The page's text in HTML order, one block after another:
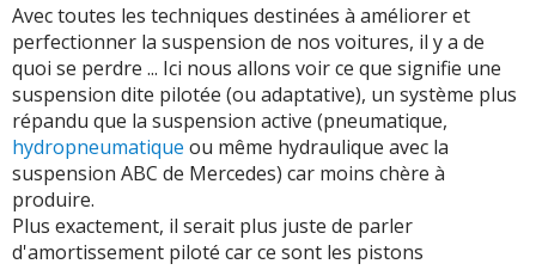
Avec toutes les techniques destinées à améliorer et
perfectionner la suspension de nos voitures, il y a de
quoi se perdre ... Ici nous allons voir ce que signifie une
suspension dite pilotée (ou adaptative), un système plus
répandu que la suspension active (pneumatique,
hydropneumatique ou même hydraulique avec la
suspension ABC de Mercedes) car moins chère à
produire.
Plus exactement, il serait plus juste de parler
d'amortissement piloté car ce sont les pistons